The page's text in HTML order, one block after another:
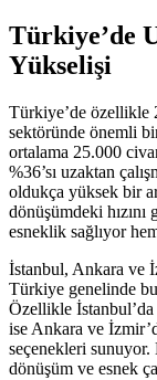
Türkiye’de
Yükselişi
Türkiye’de özellikle
sektöründe önemli
ortalama 25.000
%36’sı uzaktan
oldukça yüksek bir
dönüşümdeki hızını
esneklik sağlıyor
İstanbul, Ankara ve
Türkiye genelinde
Özellikle
ise Ankara ve
seçenekleri
dönüşüm ve esnek